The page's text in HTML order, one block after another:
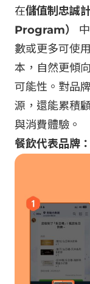
在儲值制忠誠
Program）
數或更多可使
本，自然更傾
可能性。對品
源，還能累積
與消費體驗。
餐飲代表品牌